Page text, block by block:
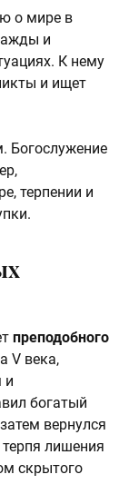
о мире в
и
К нему
и ищет
Богослужение
терпении и
преподобного
V века,
и
богатый
вернулся
лишения
скрытого